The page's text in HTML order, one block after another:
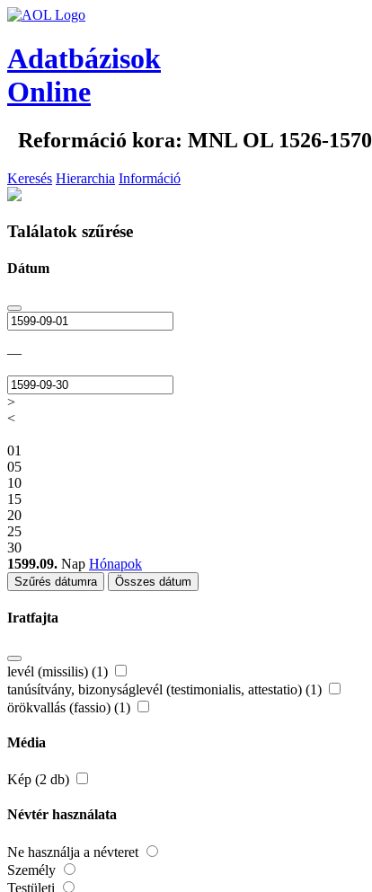
Adatbázisok
Online
Reformáció kora: MNL OL 1526-1570
Keresés Hierarchia Információ
Találatok szűrése
Dátum
—
>
<
01
05
10
15
20
25
30
1599.09. Nap Hónapok
Szűrés dátumra Összes dátum
Iratfajta
levél (missilis) (1)
tanúsítvány, bizonyságlevél (testimonialis, attestatio) (1)
örökvallás (fassio) (1)
Média
Kép (2 db)
Névtér használata
Ne használja a névteret
Személy
Testületi